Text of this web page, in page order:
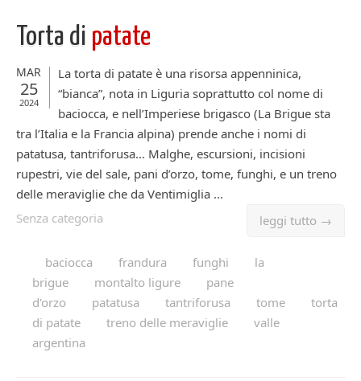
Torta di patate
MAR
25
2024
La torta di patate è una risorsa appenninica,
“bianca”, nota in Liguria soprattutto col nome di
baciocca, e nell’Imperiese brigasco (La Brigue sta
tra l’Italia e la Francia alpina) prende anche i nomi di
patatusa, tantriforusa… Malghe, escursioni, incisioni
rupestri, vie del sale, pani d’orzo, tome, funghi, e un treno
delle meraviglie che da Ventimiglia ...
leggi tutto →
Senza categoria
baciocca frandura funghi
la
brigue
montalto ligure
pane
d'orzo
patatusa tantriforusa tome
torta
di patate
treno delle meraviglie
valle
argentina